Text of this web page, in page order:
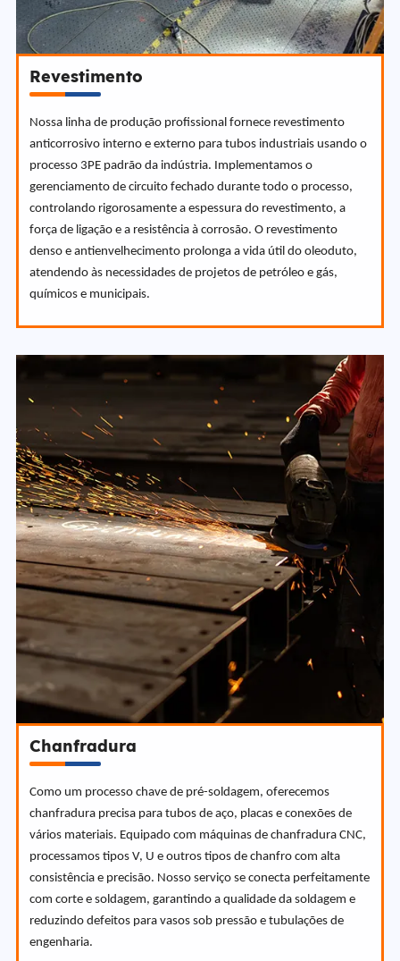
Revestimento
Nossa linha de produção profissional fornece revestimento
anticorrosivo interno e externo para tubos industriais usando o
processo 3PE padrão da indústria. Implementamos o
gerenciamento de circuito fechado durante todo o processo,
controlando rigorosamente a espessura do revestimento, a
força de ligação e a resistência à corrosão. O revestimento
denso e antienvelhecimento prolonga a vida útil do oleoduto,
atendendo às necessidades de projetos de petróleo e gás,
químicos e municipais.
Chanfradura
Como um processo chave de pré-soldagem, oferecemos
chanfradura precisa para tubos de aço, placas e conexões de
vários materiais. Equipado com máquinas de chanfradura CNC,
processamos tipos V, U e outros tipos de chanfro com alta
consistência e precisão. Nosso serviço se conecta perfeitamente
com corte e soldagem, garantindo a qualidade da soldagem e
reduzindo defeitos para vasos sob pressão e tubulações de
engenharia.